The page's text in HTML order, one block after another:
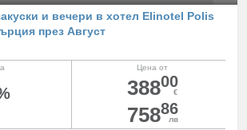
и вечери в хотел Elinotel Polis
през Август
Цена от
38800
€
75886
лв